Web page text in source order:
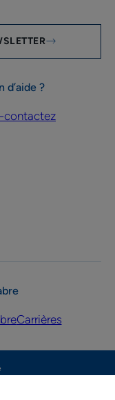
d’aide ?
contactez
Carrières